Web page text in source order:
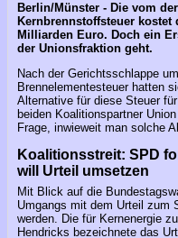
Berlin/Münster - Die vom
Kernbrennstoffsteuer kostet
Milliarden Euro. Doch ein
der Unionsfraktion geht.
Nach der Gerichtsschlappe
Brennelementesteuer hatten
Alternative für diese Steuer
beiden Koalitionspartner
Frage, inwieweit man solche
Koalitionsstreit: SPD
will Urteil umsetzen
Mit Blick auf die
Umgangs mit dem Urteil zum
werden. Die für Kernenergie
Hendricks bezeichnete das